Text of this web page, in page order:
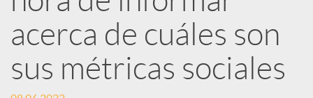
o
c
acerca de cuáles son
sus métricas sociales